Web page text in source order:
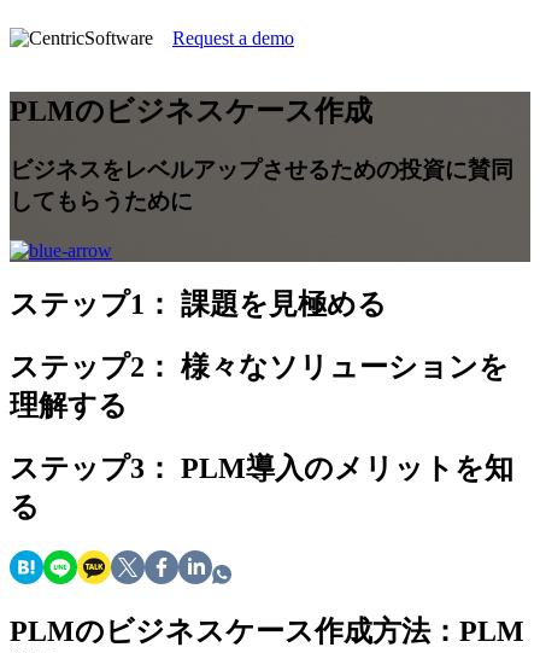
Request a demo
PLMのビジネスケース作成
ビジネスをレベルアップさせるための投資に賛同
してもらうために
ステップ1： 課題を見極める
ステップ2： 様々なソリューションを
理解する
ステップ3： PLM導入のメリットを知
る
PLMのビジネスケース作成方法：PLM